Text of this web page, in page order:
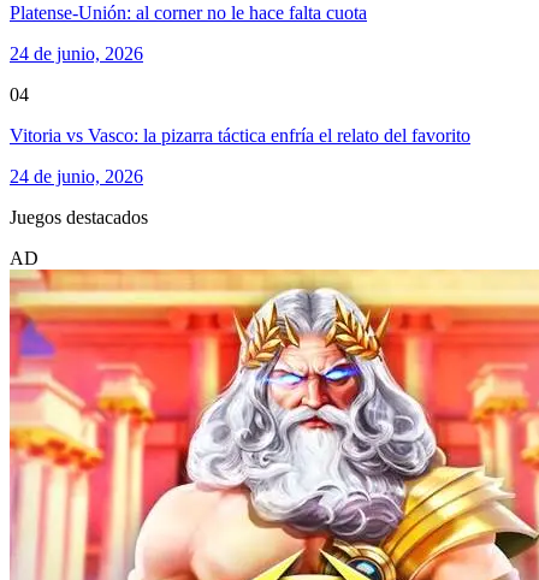
Platense-Unión: al corner no le hace falta cuota
24 de junio, 2026
04
Vitoria vs Vasco: la pizarra táctica enfría el relato del favorito
24 de junio, 2026
Juegos destacados
AD